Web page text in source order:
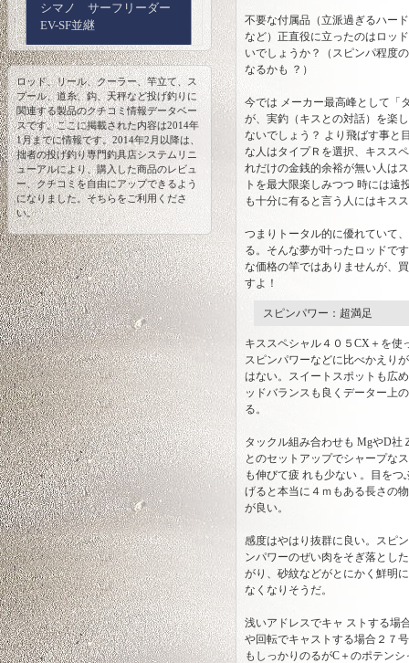
不要な付属品（立派過ぎるハー
など）正直役に立ったのはロッ
いでしょうか？（スピンパ程度
なるかも ？）
今では メーカー最高峰として「
が、実釣（キスとの対話）を楽
ないでしょう？ より飛ばす事と
な人はタイプＲを選択、キスス
れだけの金銭的余裕が無い人は
トを最大限楽しみつつ 時には遠
も十分に有ると言う人にはキス
つまりトータル的に優れていて
る。そんな夢が叶ったロッドで
な価格の竿ではありませんが、
すよ！
スピンパワー：超満足
キススペシャル４０５CX＋を使
スピンパワーなどに比べかえり
はない。スイートスポットも広
ッドバランスも良くデーター上
る。
タックル組み合わせも MgやD
とのセットアップでシャープな
も伸びて疲 れも少ない 。目を
げると本当に４ｍもある長さの
が良い。
感度はやはり抜群に良い。スピ
ンパワーのぜい肉をそぎ落とし
がり、砂紋などがとにかく鮮明
なくなりそうだ。
浅いアドレスでキャ ストする場
や回転でキャストする場合２７
もしっかりのるがC＋のポテン
シマノ サーフリーダー
EV-SF並継
シマノ スピンパワー振
出
シマノ プロサーフ振出
シマノ サーフリーダー
振出
ダイワ マスタライズキ
ス並継
ダイワ サンダウナー
compⅡ並継
ダイワ 13サンダウナー
並継
ダイワ スカイキャスタ
ー他
ダイワ トーナメントキ
ャスター並継
ダイワ スカイキャスタ
ー並継
ダイワ キャスティズム
並継
ロッド、リール、クーラー、竿立て、ス
プール、道糸、鈎、天秤など投げ釣りに
関連する製品のクチコミ情報データベー
スです。ここに掲載された内容は2014年
1月までに情報です。2014年2月以降は、
拙者の投げ釣り専門釣具店システムリニ
ューアルにより、購入した商品のレビュ
ー、クチコミを自由にアップできるよう
になりました。そちらをご利用くださ
い。